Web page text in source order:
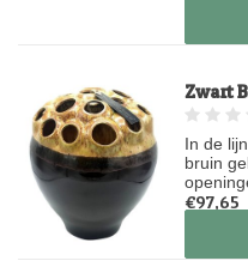
Op
Zwart
In de
bruin
€97,65
Niet